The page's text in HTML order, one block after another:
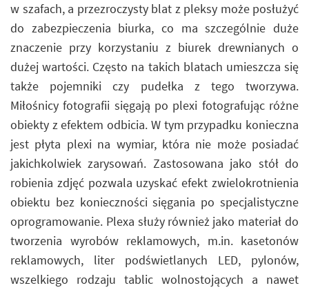
w szafach, a przezroczysty blat z pleksy może posłużyć
do zabezpieczenia biurka, co ma szczególnie duże
znaczenie przy korzystaniu z biurek drewnianych o
dużej wartości. Często na takich blatach umieszcza się
także pojemniki czy pudełka z tego tworzywa.
Miłośnicy fotografii sięgają po plexi fotografując różne
obiekty z efektem odbicia. W tym przypadku konieczna
jest płyta plexi na wymiar, która nie może posiadać
jakichkolwiek zarysowań. Zastosowana jako stół do
robienia zdjęć pozwala uzyskać efekt zwielokrotnienia
obiektu bez konieczności sięgania po specjalistyczne
oprogramowanie. Plexa służy również jako materiał do
tworzenia wyrobów reklamowych, m.in. kasetonów
reklamowych, liter podświetlanych LED, pylonów,
wszelkiego rodzaju tablic wolnostojących a nawet